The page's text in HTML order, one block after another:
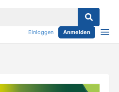
Einloggen Anmelden